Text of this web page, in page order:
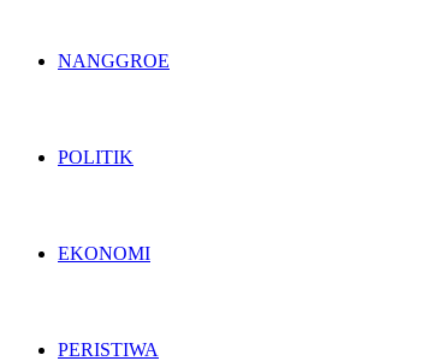
NANGGROE
POLITIK
EKONOMI
PERISTIWA